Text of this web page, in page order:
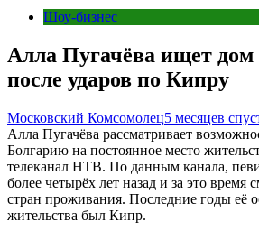
Шоу-бизнес
Алла Пугачёва ищет дом
после ударов по Кипру
Московский Комсомолец5 месяцев
Алла Пугачёва рассматривает
Болгарию на постоянное место
телеканал НТВ. По данным канала,
более четырёх лет назад и за это время
стран проживания. Последние годы её
жительства был Кипр.